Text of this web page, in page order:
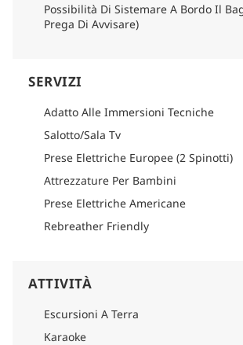
Possibilità Di Sistemare A Bordo Il
Prega Di Avvisare)
SERVIZI
Adatto Alle Immersioni Tecniche
Salotto/Sala Tv
Prese Elettriche Europee (2 Spinotti)
Attrezzature Per Bambini
Prese Elettriche Americane
Rebreather Friendly
ATTIVITÀ
Escursioni A Terra
Karaoke